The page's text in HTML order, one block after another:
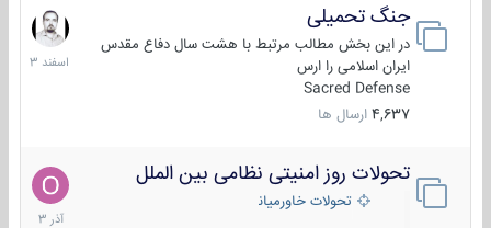
جنگ تحمیلی
در این بخش مطالب مرتبط با هشت سال دفاع مقدس
ایران اسلامی را ارس
Sacred Defense
4,637 ارسال ها
20
اسفند
1403
تحولات روز امنیتی نظامی بین الملل
تحولات خاورمیانه
21
آذر
1403